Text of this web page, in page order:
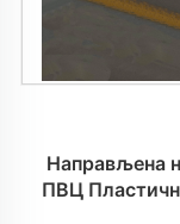
Направљена
ПВЦ